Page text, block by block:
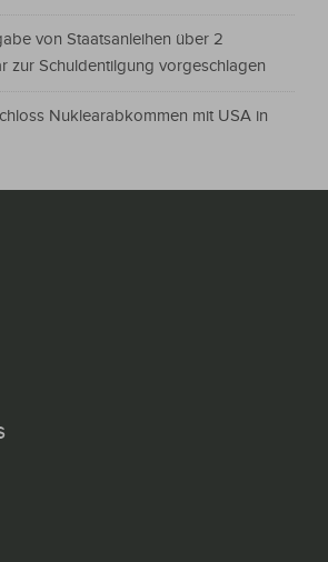
von Staatsanleihen über 2
zur Schuldentilgung vorgeschlagen
Nuklearabkommen mit USA in